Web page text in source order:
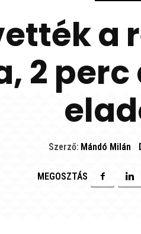
a
2
Szerző: Mándó Milán
MEGOSZTÁS